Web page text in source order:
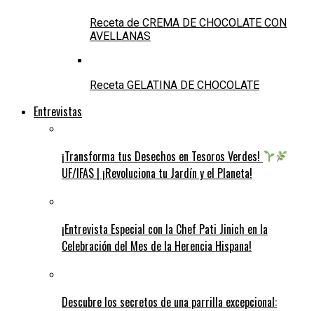
Receta de CREMA DE CHOCOLATE CON
AVELLANAS
Receta GELATINA DE CHOCOLATE
Entrevistas
¡Transforma tus Desechos en Tesoros Verdes!
UF/IFAS | ¡Revoluciona tu Jardín y el Planeta!
¡Entrevista Especial con la Chef Pati Jinich en la
Celebración del Mes de la Herencia Hispana!
Descubre los secretos de una parrilla excepcional: